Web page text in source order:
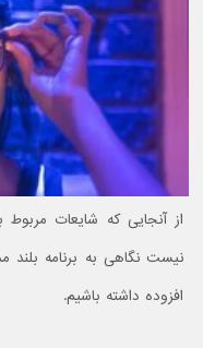
نیست نگاهی به برنامه بلند
افزوده داشته باشیم.